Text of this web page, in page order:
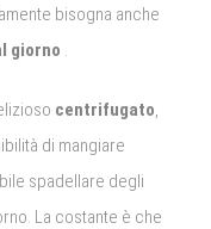
bisogna anche
giorno .
centrifugato,
di mangiare
spadellare degli
La costante è che